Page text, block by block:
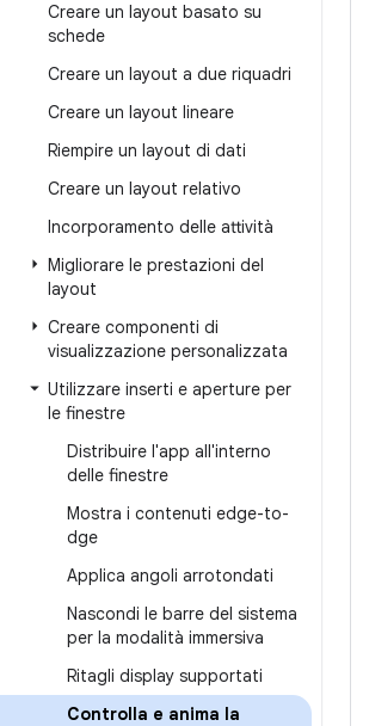
Creare un layout basato su
schede
Creare un layout a due riquadri
Creare un layout lineare
Riempire un layout di dati
Creare un layout relativo
Incorporamento delle attività
Migliorare le prestazioni del
layout
Creare componenti di
visualizzazione personalizzata
Utilizzare inserti e aperture per
le finestre
Distribuire l'app all'interno
delle finestre
Mostra i contenuti edge-to-
dge
Applica angoli arrotondati
Nascondi le barre del sistema
per la modalità immersiva
Ritagli display supportati
Controlla e anima la